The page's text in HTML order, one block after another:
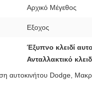
Αρχικό Μέγεθος
Εξοχος
Έξυπνο κλειδί
Ανταλλακτικό
αυτοκινήτου Dodge